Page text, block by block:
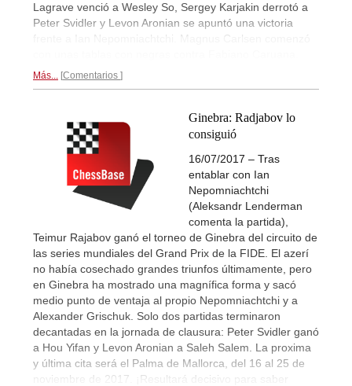
Lagrave venció a Wesley So, Sergey Karjakin derrotó a
Peter Svidler y Levon Aronian se apuntó una victoria
frente a Ian Nepomniachtchi. Magnus Carlsen comenzó
Más... Comentarios
Ginebra: Radjabov lo
consiguió
16/07/2017 – Tras
entablar con Ian
Nepomniachtchi
(Aleksandr Lenderman
comenta la partida),
Teimur Rajabov ganó el torneo de Ginebra del circuito de
las series mundiales del Grand Prix de la FIDE. El azerí
no había cosechado grandes triunfos últimamente, pero
en Ginebra ha mostrado una magnífica forma y sacó
medio punto de ventaja al propio Nepomniachtchi y a
Alexander Grischuk. Solo dos partidas terminaron
decantadas en la jornada de clausura: Peter Svidler ganó
a Hou Yifan y Levon Aronian a Saleh Salem. La proxima
y última cita será el Palma de Mallorca, del 16 al 25 de
noviembre de 2017. ¡Resultará decisivo para saber